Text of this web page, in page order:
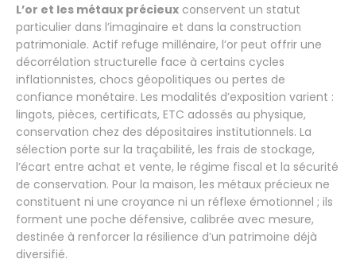
L’or et les métaux précieux conservent un statut
particulier dans l’imaginaire et dans la construction
patrimoniale. Actif refuge millénaire, l’or peut offrir une
décorrélation structurelle face à certains cycles
inflationnistes, chocs géopolitiques ou pertes de
confiance monétaire. Les modalités d’exposition varient :
lingots, pièces, certificats, ETC adossés au physique,
conservation chez des dépositaires institutionnels. La
sélection porte sur la traçabilité, les frais de stockage,
l’écart entre achat et vente, le régime fiscal et la sécurité
de conservation. Pour la maison, les métaux précieux ne
constituent ni une croyance ni un réflexe émotionnel ; ils
forment une poche défensive, calibrée avec mesure,
destinée à renforcer la résilience d’un patrimoine déjà
diversifié.